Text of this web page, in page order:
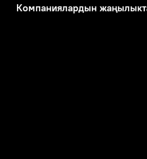
Компаниялардын